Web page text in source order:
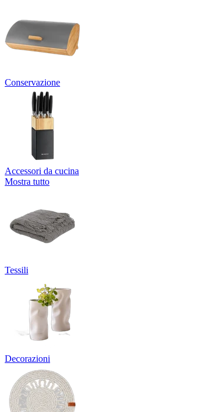
Conservazione
Accessori da cucina
Mostra tutto
Tessili
Decorazioni